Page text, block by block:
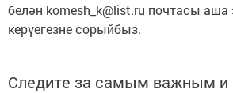
белән komesh_k@list.ru почтасы аша
керүегезне сорыйбыз.
Следите за самым важным и